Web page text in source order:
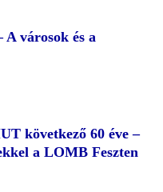
városok és a
következő 60 éve –
a LOMB Feszten